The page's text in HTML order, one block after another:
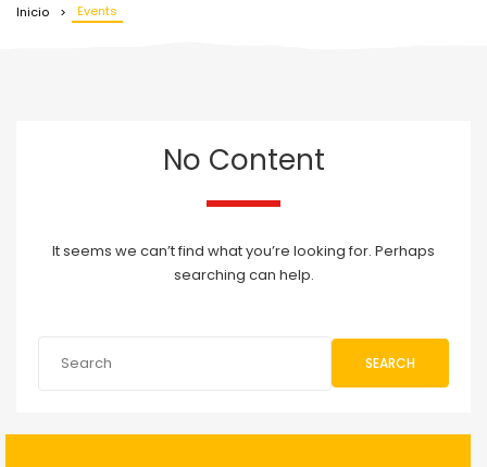
Inicio Events
No Content
It seems we can’t find what you’re looking for. Perhaps
searching can help.
SEARCH